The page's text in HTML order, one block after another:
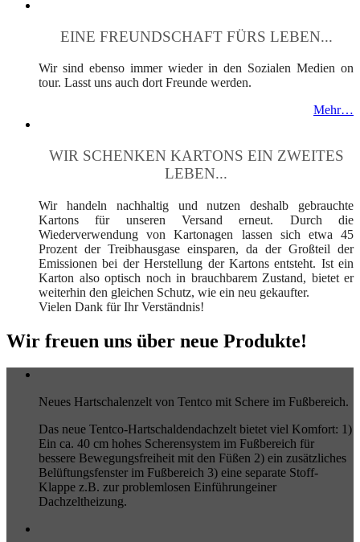
EINE FREUNDSCHAFT FÜRS LEBEN...
Wir sind ebenso immer wieder in den Sozialen Medien on
tour. Lasst uns auch dort Freunde werden.
Mehr…
WIR SCHENKEN KARTONS EIN ZWEITES
LEBEN...
Wir handeln nachhaltig und nutzen deshalb gebrauchte
Kartons für unseren Versand erneut. Durch die
Wiederverwendung von Kartonagen lassen sich etwa 45
Prozent der Treibhausgase einsparen, da der Großteil der
Emissionen bei der Herstellung der Kartons entsteht. Ist ein
Karton also optisch noch in brauchbarem Zustand, bietet er
weiterhin den gleichen Schutz, wie ein neu gekaufter.
Vielen Dank für Ihr Verständnis!
Wir freuen uns über neue Produkte!
Neues Hartschalenzelt von Tentco mit Schere im Fußbereich.
Das neue Tentco-Hartschaldendachzelt bietet viel Komfort: 1)
Ein ca. 40 cm hohes Scherensystem im Fußbereich für
bessere Bewegungsfreiheit mit den Füßen 2) ein zusätzliches
Belüftungsfenster im Fußbereich 3) eine separate Stoff-
Klappe z.B. zur problemlosen Einführungeiner
Dachzeltheizung.